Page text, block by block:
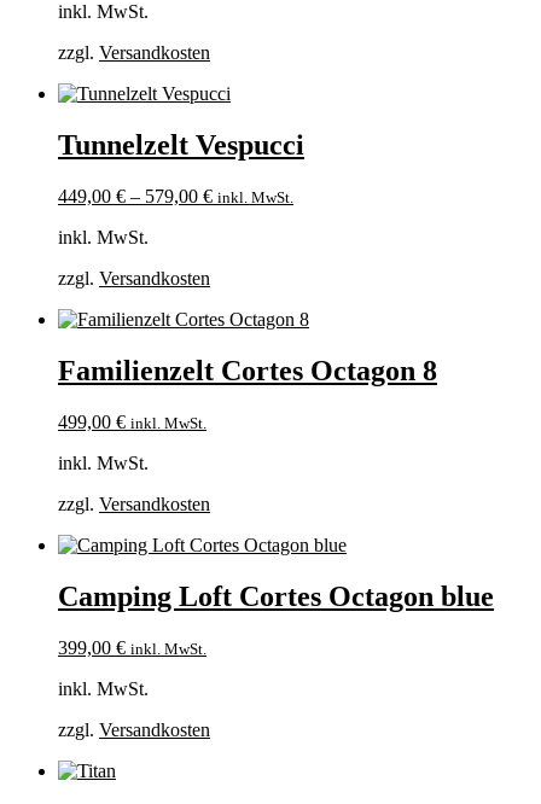
inkl. MwSt.
zzgl. Versandkosten
Tunnelzelt Vespucci
449,00 € – 579,00 € inkl. MwSt.
inkl. MwSt.
zzgl. Versandkosten
Familienzelt Cortes Octagon 8
499,00 € inkl. MwSt.
inkl. MwSt.
zzgl. Versandkosten
Camping Loft Cortes Octagon blue
399,00 € inkl. MwSt.
inkl. MwSt.
zzgl. Versandkosten